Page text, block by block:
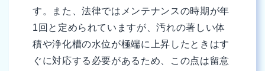
す。また、法律ではメンテナンスの時期が年
1回と定められていますが、汚れの著しい体
積や浄化槽の水位が極端に上昇したときはす
ぐに対応する必要があるため、この点は留意